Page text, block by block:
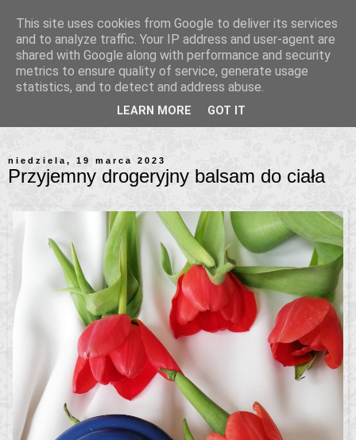
niedziela, 19 marca 2023
Przyjemny drogeryjny balsam do ciała
This site uses cookies from Google to deliver its services
and to analyze traffic. Your IP address and user-agent are
shared with Google along with performance and security
metrics to ensure quality of service, generate usage
statistics, and to detect and address abuse.
LEARN MORE GOT IT